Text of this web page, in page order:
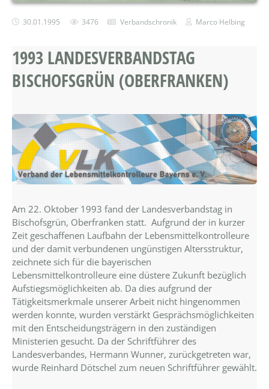
30.01.1995 3476 Verbandschronik Marco Helbing
1993 LANDESVERBANDSTAG
BISCHOFSGRÜN (OBERFRANKEN)
Am 22. Oktober 1993 fand der Landesverbandstag in
Bischofsgrün, Oberfranken statt. Aufgrund der in kurzer
Zeit geschaffenen Laufbahn der Lebensmittelkontrolleure
und der damit verbundenen ungünstigen Altersstruktur,
zeichnete sich für die bayerischen
Lebensmittelkontrolleure eine düstere Zukunft bezüglich
Aufstiegsmöglichkeiten ab. Da dies aufgrund der
Tätigkeitsmerkmale unserer Arbeit nicht hingenommen
werden konnte, wurden verstärkt Gesprächsmöglichkeiten
mit den Entscheidungsträgern in den zuständigen
Ministerien gesucht. Da der Schriftführer des
Landesverbandes, Hermann Wunner, zurückgetreten war,
wurde Reinhard Dötschel zum neuen Schriftführer gewählt.